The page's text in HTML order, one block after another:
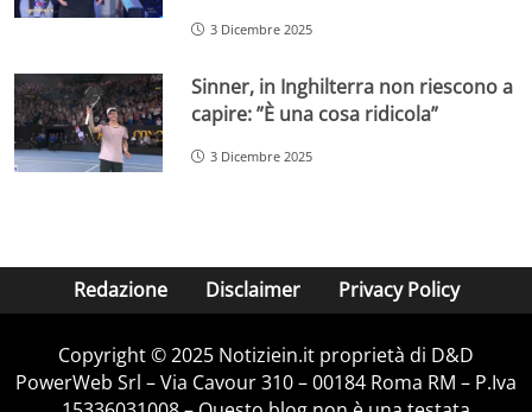
3 Dicembre 2025
Sinner, in Inghilterra non riescono a
capire: ”È una cosa ridicola”
3 Dicembre 2025
Redazione Disclaimer Privacy Policy
Copyright © 2025 Notiziein.it proprietà di D&D
PowerWeb Srl – Via Cavour 310 – 00184 Roma RM – P.Iva